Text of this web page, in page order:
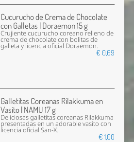
Cucurucho de Crema de Chocolate
con Galletas | Doraemon 15 g
Crujiente cucurucho coreano relleno de
crema de chocolate con bolitas de
galleta y licencia oficial Doraemon.
€ 0,69
Galletitas Coreanas Rilakkuma en
Vasito | NAMU 17 g
Deliciosas galletitas coreanas Rilakkuma
presentadas en un adorable vasito con
licencia oficial San-X.
€ 1,00